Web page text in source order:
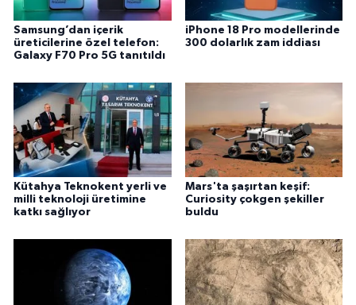
Samsung’dan içerik
üreticilerine özel telefon:
Galaxy F70 Pro 5G tanıtıldı
iPhone 18 Pro modellerinde
300 dolarlık zam iddiası
Kütahya Teknokent yerli ve
milli teknoloji üretimine
katkı sağlıyor
Mars'ta şaşırtan keşif:
Curiosity çokgen şekiller
buldu